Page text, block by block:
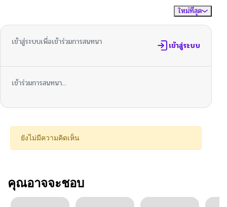
ใหม่ที่สุด
เข้าสู่ระบบเพื่อเข้าร่วมการสนทนา เข้าสู่ระบบ
เข้าร่วมการสนทนา...
ยังไม่มีความคิดเห็น
คุณอาจจะชอบ